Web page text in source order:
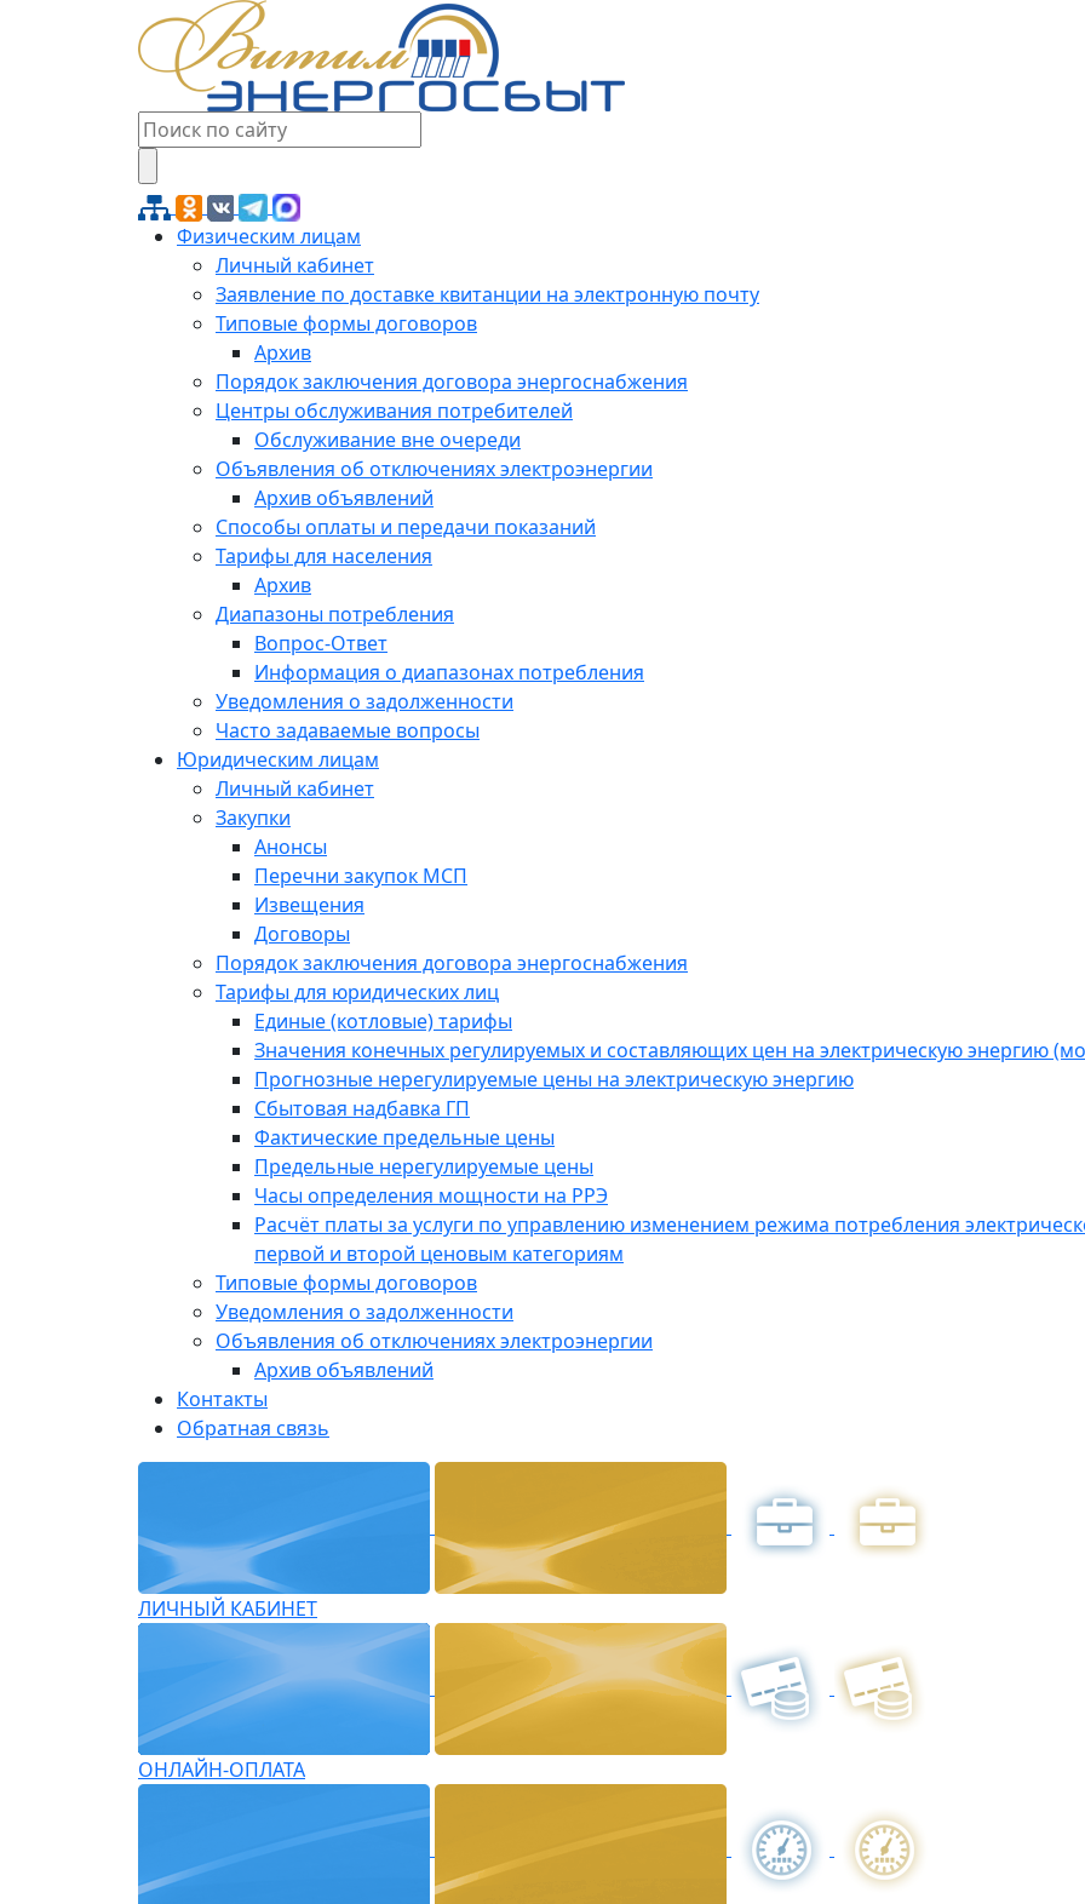
Физическим лицам
Личный кабинет
Заявление по доставке квитанции на электронную почту
Типовые формы договоров
Архив
Порядок заключения договора энергоснабжения
Центры обслуживания потребителей
Обслуживание вне очереди
Объявления об отключениях электроэнергии
Архив объявлений
Способы оплаты и передачи показаний
Тарифы для населения
Архив
Диапазоны потребления
Вопрос-Ответ
Информация о диапазонах потребления
Уведомления о задолженности
Часто задаваемые вопросы
Юридическим лицам
Личный кабинет
Закупки
Анонсы
Перечни закупок МСП
Извещения
Договоры
Порядок заключения договора энергоснабжения
Тарифы для юридических лиц
Единые (котловые) тарифы
Значения конечных регулируемых и составляющих цен на электрическую энергию
Прогнозные нерегулируемые цены на электрическую энергию
Сбытовая надбавка ГП
Фактические предельные цены
Предельные нерегулируемые цены
Часы определения мощности на РРЭ
Расчёт платы за услуги по управлению изменением режима потребления
первой и второй ценовым категориям
Типовые формы договоров
Уведомления о задолженности
Объявления об отключениях электроэнергии
Архив объявлений
Контакты
Обратная связь
ЛИЧНЫЙ КАБИНЕТ
ОНЛАЙН-ОПЛАТА